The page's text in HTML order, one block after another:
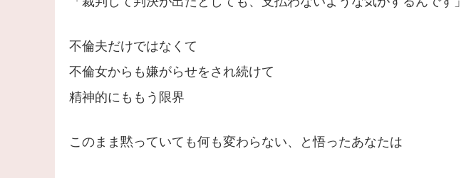
不倫夫だけではなくて
不倫女からも嫌がらせをされ続けて
精神的にももう限界
このまま黙っていても何も変わらない、と悟ったあなたは